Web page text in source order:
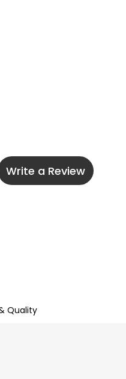
Write a Review
Quality